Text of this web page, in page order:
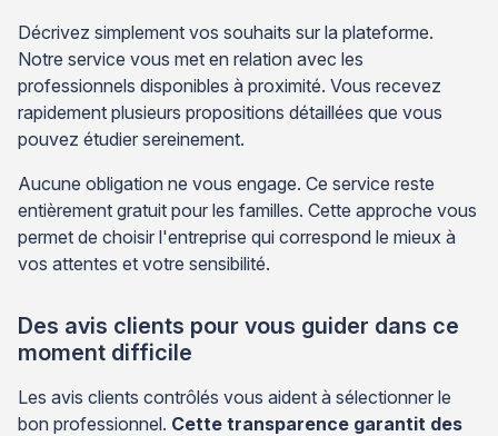
Décrivez simplement vos souhaits sur la plateforme.
Notre service vous met en relation avec les
professionnels disponibles à proximité. Vous recevez
rapidement plusieurs propositions détaillées que vous
pouvez étudier sereinement.
Aucune obligation ne vous engage. Ce service reste
entièrement gratuit pour les familles. Cette approche vous
permet de choisir l'entreprise qui correspond le mieux à
vos attentes et votre sensibilité.
Des avis clients pour vous guider dans ce
moment difficile
Les avis clients contrôlés vous aident à sélectionner le
bon professionnel. Cette transparence garantit des